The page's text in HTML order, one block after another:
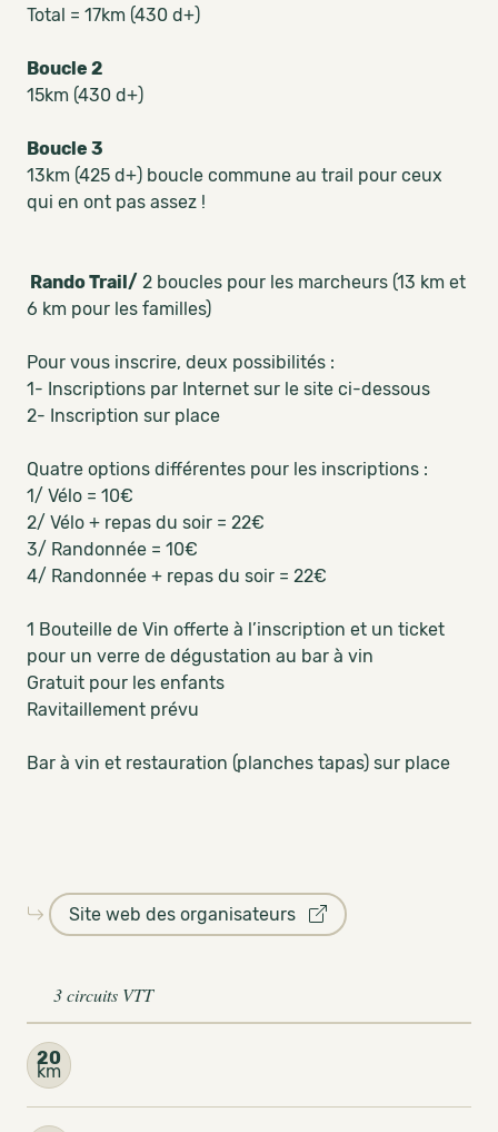
Total = 17km (430 d+)
Boucle 2
15km (430 d+)
Boucle 3
13km (425 d+) boucle commune au trail pour ceux
qui en ont pas assez !
Rando Trail/ 2 boucles pour les marcheurs (13 km et
6 km pour les familles)
Pour vous inscrire, deux possibilités :
1- Inscriptions par Internet sur le site ci-dessous
2- Inscription sur place
Quatre options différentes pour les inscriptions :
1/ Vélo = 10€
2/ Vélo + repas du soir = 22€
3/ Randonnée = 10€
4/ Randonnée + repas du soir = 22€
1 Bouteille de Vin offerte à l’inscription et un ticket
pour un verre de dégustation au bar à vin
Gratuit pour les enfants
Ravitaillement prévu
Bar à vin et restauration (planches tapas) sur place
Site web des organisateurs
3 circuits VTT
20
km